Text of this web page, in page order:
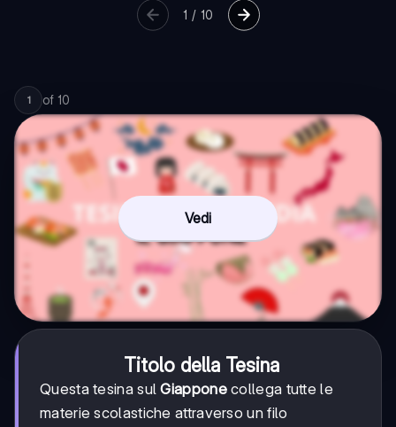
1 / 10
1 of 10
Vedi
Titolo della Tesina
Questa tesina sulGiapponecollega tutte le
materie scolastiche attraverso un filo